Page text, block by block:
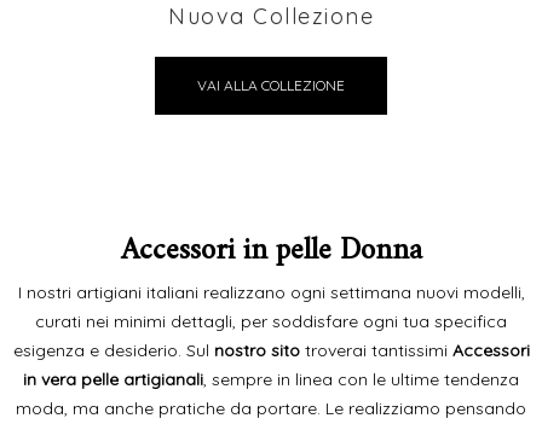
Nuova Collezione
VAI ALLA COLLEZIONE
Accessori in pelle Donna
I nostri artigiani italiani realizzano ogni settimana nuovi modelli,
curati nei minimi dettagli, per soddisfare ogni tua specifica
esigenza e desiderio. Sul nostro sitotroverai tantissimi Accessori
in vera pelle artigianali, sempre in linea con le ultime tendenza
moda, ma anche pratiche da portare. Le realizziamo pensando